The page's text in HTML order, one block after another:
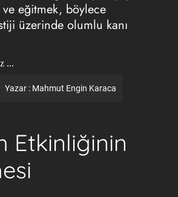
eğitmek, böylece
üzerinde olumlu kanı
...
Yazar : Mahmut Engin Karaca
Etkinliğinin